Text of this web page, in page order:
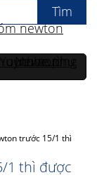
trước 15/1 thì
1 thì được